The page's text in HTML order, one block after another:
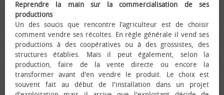
Reprendre la main sur la commercialisation de ses
productions
Un des soucis que rencontre l’agriculteur est de choisir
comment vendre ses récoltes. En règle générale il vend ses
productions à des coopératives ou à des grossistes, des
structures établies. Mais il peut également, selon la
production, faire de la vente directe ou encore la
transformer avant d'en vendre le produit. Le choix est
souvent fait au début de l'installation dans un projet